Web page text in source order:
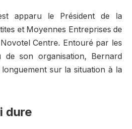
apparu le Président de la
et Moyennes Entreprises de
Centre. Entouré par les
de son organisation, Bernard
longuement sur la situation à la
dure